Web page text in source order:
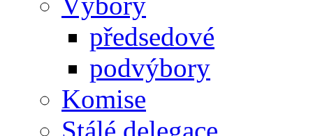
předsedové
podvýbory
Komise
Stálé delegace